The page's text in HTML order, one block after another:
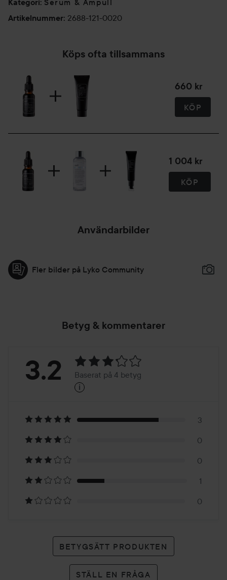
Kategori:
Artikelnummer: 2688-121-0020
Köps ofta tillsammans
660 kr
KÖP
1 004 kr
KÖP
Användarbilder
Fler bilder på Lyko Community
Betyg & kommentarer
Betyg:
Baserat
på
4
betyg
3.2 Baserat på 4 betyg
i
3
0
0
1
0
BETYGSÄTT PRODUKTEN
STÄLL EN FRÅGA